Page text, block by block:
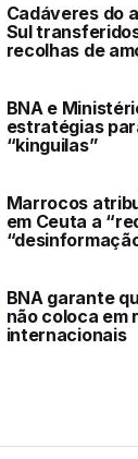
Cadáveres do
Sul
recolhas de
BNA e
estratégias
“kinguilas”
Marrocos
em Ceuta a
BNA garante
não coloca em
internacionais